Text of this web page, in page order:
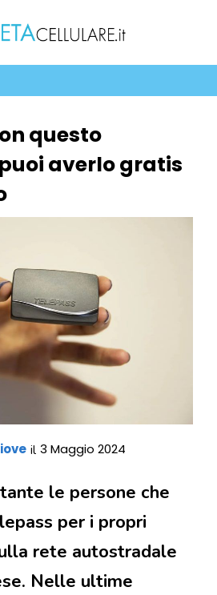
questo
averlo gratis
il 3 Maggio 2024
le persone che
per i propri
rete autostradale
Nelle ultime